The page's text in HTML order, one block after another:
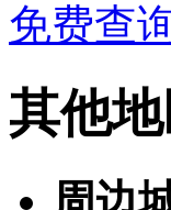
免费查
其他